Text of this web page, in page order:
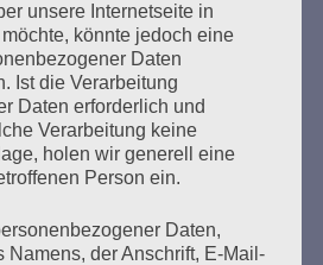
der Tag der Deportation der Roma
81. Mal. Daran erinnerten der
in Hamburg, die Rom und Cinti
denk.mal Hannoverscher
durch Corona erlaubten
Sinti…
unsere Internetseite in
könnte jedoch eine
Daten
Ist die Verarbeitung
Daten erforderlich und
Verarbeitung keine
holen wir generell eine
Person ein.
Daten,
Namens, der Anschrift, E-Mail-